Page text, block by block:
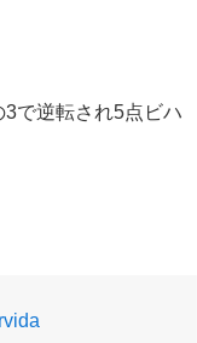
で逆転され5点ビハ